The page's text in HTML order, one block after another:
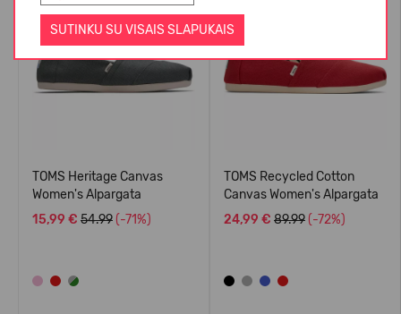
SUTINKU SU VISAIS SLAPUKAIS
-71%
TOMS Heritage Canvas
Women's Alpargata
15,99 € 54.99 (-71%)
TOMS Recycled Cotton
Canvas Women's Alpargata
24,99 € 89.99 (-72%)